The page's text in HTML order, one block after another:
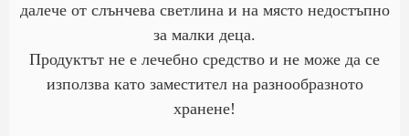
далече от слънчева светлина и на място недостъпно
за малки деца.
Продуктът не е лечебно средство и не може да се
използва като заместител на разнообразното
хранене!